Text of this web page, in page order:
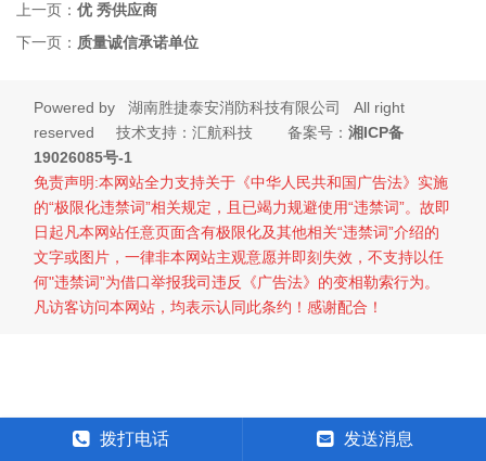
上一页： 优 秀供应商
下一页： 质量诚信承诺单位
Powered by湖南胜捷泰安消防科技有限公司
All right
reserved 技术支持：汇航科技 备案号：湘ICP备
19026085号-1
免责声明:本网站全力支持关于《中华人民共和国广告法》实施
的“极限化违禁词”相关规定，且已竭力规避使用“违禁词”。故即
日起凡本网站任意页面含有极限化及其他相关“违禁词”介绍的
文字或图片，一律非本网站主观意愿并即刻失效，不支持以任
何"违禁词”为借口举报我司违反《广告法》的变相勒索行为。
凡访客访问本网站，均表示认同此条约！感谢配合！
拨打电话 发送消息